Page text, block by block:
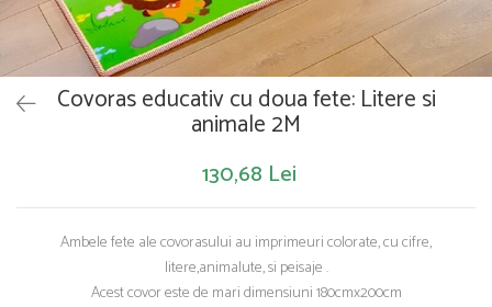
Papusi si accesorii
Trotinete
Trenulete si masinute
Unelte si bancuri de lucru
Covoras educativ cu doua fete: Litere si
animale 2M
130,68 Lei
Ambele fete ale covorasului au imprimeuri colorate, cu cifre,
litere,animalute, si peisaje .
Acest covor este de mari dimensiuni 180cmx200cm